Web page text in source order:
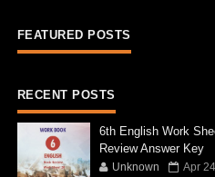
FEATURED POSTS
RECENT POSTS
6th English Work
Review Answer Key
Unknown Apr